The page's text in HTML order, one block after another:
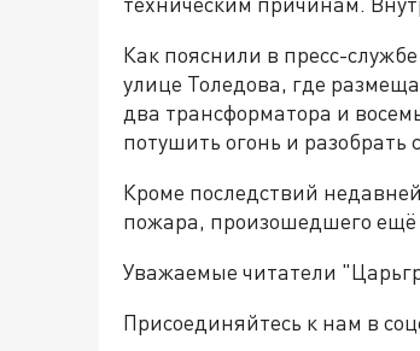
Как пояснили в пресс-
улице Толедова, где
два трансформатора и
потушить огонь и разобрать
Кроме последствий
пожара, произошедшего ещё
Уважаемые читатели
Присоединяйтесь к нам в